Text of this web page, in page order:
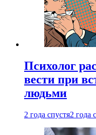
Психолог
вести при
людьми
2 года спустя2 года